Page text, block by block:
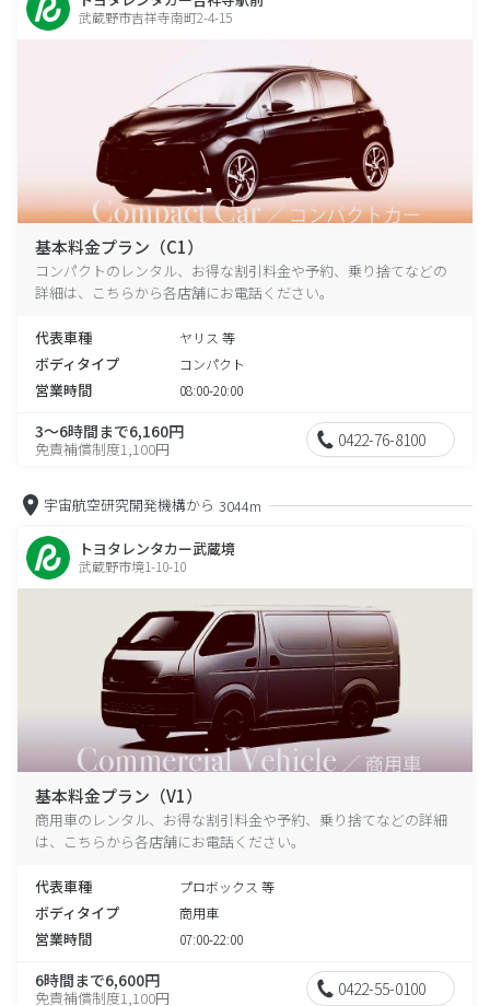
武蔵野市吉祥寺南町2-4-15
基本料金プラン（C1）
コンパクトのレンタル、お得な割引料金や予約、乗り捨てなどの
詳細は、こちらから各店舗にお電話ください。
代表車種 ヤリス 等
ボディタイプ コンパクト
営業時間 08:00-20:00
3～6時間まで6,160円
免責補償制度1,100円 0422-76-8100
宇宙航空研究開発機構から 3044m
トヨタレンタカー武蔵境
武蔵野市境1-10-10
基本料金プラン（V1）
商用車のレンタル、お得な割引料金や予約、乗り捨てなどの詳細
は、こちらから各店舗にお電話ください。
代表車種 プロボックス 等
ボディタイプ 商用車
営業時間 07:00-22:00
6時間まで6,600円
免責補償制度1,100円 0422-55-0100